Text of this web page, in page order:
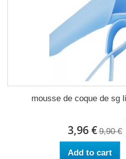
mousse de coque de sg
3,96 € 9,90 €
Add to cart